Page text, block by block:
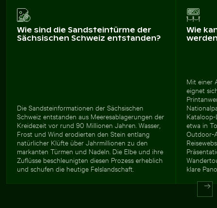
Wie sind die Sandsteintürme der
Sächsischen Schweiz entstanden?
Die Sandsteinformationen der Sächsischen
Schweiz entstanden aus Meeresablagerungen der
Kreidezeit vor rund 90 Millionen Jahren. Wasser,
Frost und Wind erodierten den Stein entlang
natürlicher Klüfte über Jahrmillionen zu den
markanten Türmen und Nadeln. Die Elbe und ihre
Zuflüsse beschleunigten diesen Prozess erheblich
und schufen die heutige Felslandschaft.
Wie
Mit einer
eignet
etwa in
Outdoor-
klare